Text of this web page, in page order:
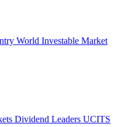
World Investable Market
Dividend Leaders UCITS